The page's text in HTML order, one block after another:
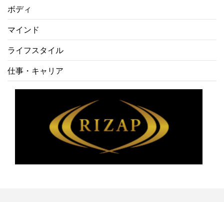
ボディ
マインド
ライフスタイル
仕事・キャリア